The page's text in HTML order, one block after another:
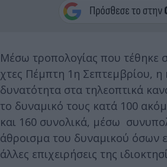
Μέσω τροπολογίας που τέθηκε
χτες Πέμπτη 1η Σεπτεμβρίου, η
δυνατότητα στα τηλεοπτικά
το δυναμικό τους κατά 100
και 160 συνολικά, μέσω
άθροισμα του δυναμικού όσων
άλλες επιχειρήσεις της